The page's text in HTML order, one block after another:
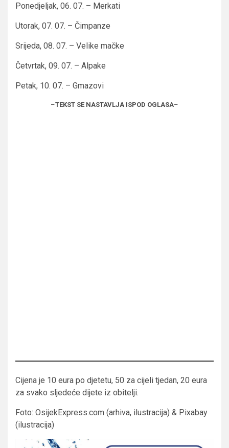
Ponedjeljak, 06. 07. – Merkati
Utorak, 07. 07. – Čimpanze
Srijeda, 08. 07. – Velike mačke
Četvrtak, 09. 07. – Alpake
Petak, 10. 07. – Gmazovi
–TEKST SE NASTAVLJA ISPOD OGLASA–
Cijena je 10 eura po djetetu, 50 za cijeli tjedan, 20 eura
za svako sljedeće dijete iz obitelji.
Foto: OsijekExpress.com (arhiva, ilustracija) & Pixabay
(ilustracija)